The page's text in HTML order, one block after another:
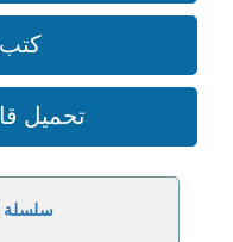
كتب
تحميل
سلسلة